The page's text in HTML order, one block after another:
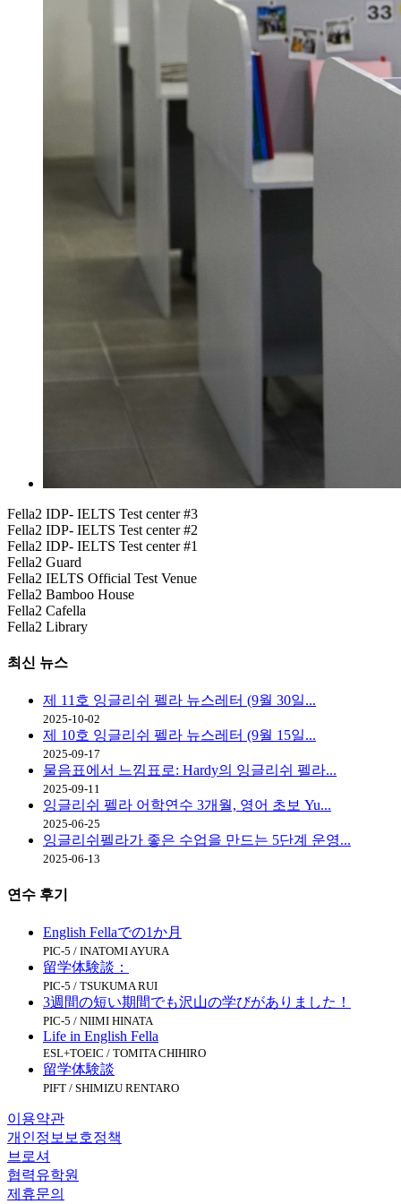
Fella2 IDP- IELTS Test center #3
Fella2 IDP- IELTS Test center #2
Fella2 IDP- IELTS Test center #1
Fella2 Guard
Fella2 IELTS Official Test Venue
Fella2 Bamboo House
Fella2 Cafella
Fella2 Library
최신 뉴스
제 11호 잉글리쉬 펠라 뉴스레터 (9월 30일...
2025-10-02
제 10호 잉글리쉬 펠라 뉴스레터 (9월 15일...
2025-09-17
물음표에서 느낌표로: Hardy의 잉글리쉬 펠라...
2025-09-11
잉글리쉬 펠라 어학연수 3개월, 영어 초보 Yu...
2025-06-25
잉글리쉬펠라가 좋은 수업을 만드는 5단계 운영...
2025-06-13
연수 후기
English Fellaでの1か月
PIC-5 / INATOMI AYURA
留学体験談：
PIC-5 / TSUKUMA RUI
3週間の短い期間でも沢山の学びがありました！
PIC-5 / NIIMI HINATA
Life in English Fella
ESL+TOEIC / TOMITA CHIHIRO
留学体験談
PIFT / SHIMIZU RENTARO
이용약관
개인정보보호정책
브로셔
협력유학원
제휴문의